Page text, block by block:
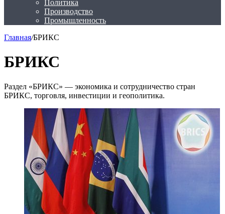
Политика
Производство
Промышленность
Главная/БРИКС
БРИКС
Раздел «БРИКС» — экономика и сотрудничество стран
БРИКС, торговля, инвестиции и геополитика.